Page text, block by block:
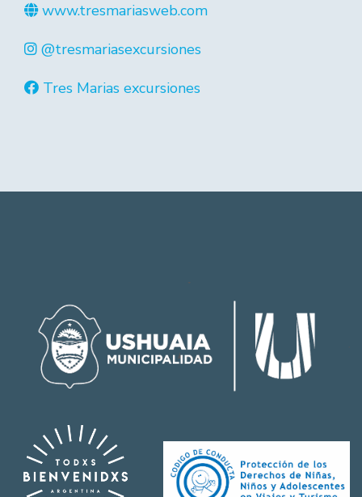
www.tresmariasweb.com
@tresmariasexcursiones
Tres Marias excursiones